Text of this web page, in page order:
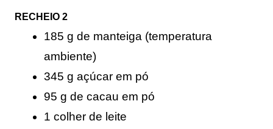
RECHEIO 2
185 g de manteiga (temperatura
ambiente)
345 g açúcar em pó
95 g de cacau em pó
1 colher de leite